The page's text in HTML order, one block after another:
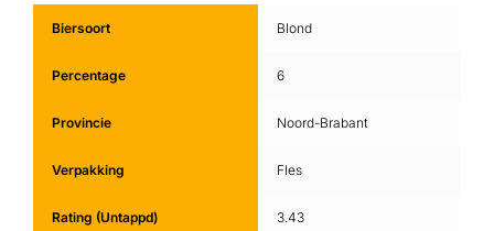
Biersoort Blond
Percentage 6
Provincie Noord-Brabant
Verpakking Fles
Rating (Untappd) 3.43